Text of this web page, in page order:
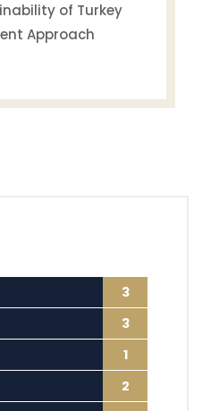
of Turkey
Approach
3
3
1
2